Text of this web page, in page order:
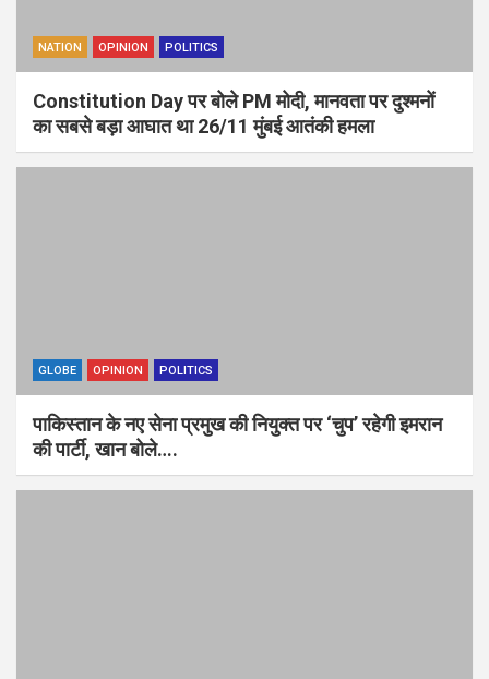
NATION OPINION POLITICS
Constitution Day पर बोले PM मोदी, मानवता पर दुश्मनों
का सबसे बड़ा आघात था 26/11 मुंबई आतंकी हमला
GLOBE OPINION POLITICS
पाकिस्तान के नए सेना प्रमुख की नियुक्त पर ‘चुप’ रहेगी इमरान
की पार्टी, खान बोले….